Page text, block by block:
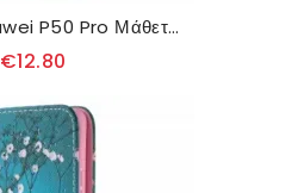
Κάλυμμα Huawei P50 Pro Μάθετε Να Πετάτε
€12.80